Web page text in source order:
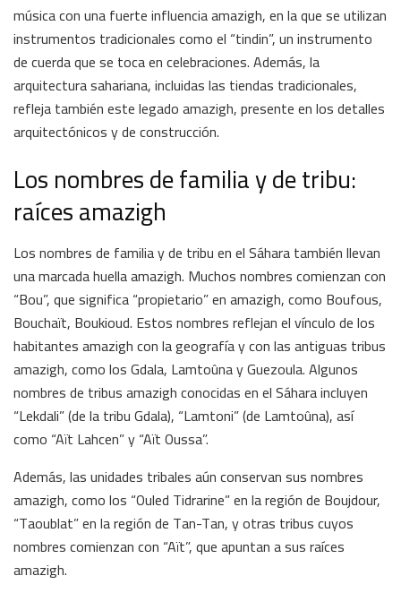
música con una fuerte influencia amazigh, en la que se utilizan
instrumentos tradicionales como el “tindin”, un instrumento
de cuerda que se toca en celebraciones. Además, la
arquitectura sahariana, incluidas las tiendas tradicionales,
refleja también este legado amazigh, presente en los detalles
arquitectónicos y de construcción.
Los nombres de familia y de tribu:
raíces amazigh
Los nombres de familia y de tribu en el Sáhara también llevan
una marcada huella amazigh. Muchos nombres comienzan con
“Bou”, que significa “propietario” en amazigh, como Boufous,
Bouchaït, Boukioud. Estos nombres reflejan el vínculo de los
habitantes amazigh con la geografía y con las antiguas tribus
amazigh, como los Gdala, Lamtoûna y Guezoula. Algunos
nombres de tribus amazigh conocidas en el Sáhara incluyen
“Lekdali” (de la tribu Gdala), “Lamtoni” (de Lamtoûna), así
como “Aït Lahcen” y “Aït Oussa”.
Además, las unidades tribales aún conservan sus nombres
amazigh, como los “Ouled Tidrarine” en la región de Boujdour,
“Taoublat” en la región de Tan-Tan, y otras tribus cuyos
nombres comienzan con “Aït”, que apuntan a sus raíces
amazigh.